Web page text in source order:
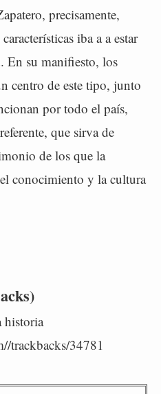
precisamente,
iba a a estar
En su manifiesto, los
centro de este tipo, junto
por todo el país,
que sirva de
de los que la
conocimiento y la cultura
historia
trackbacks/34781